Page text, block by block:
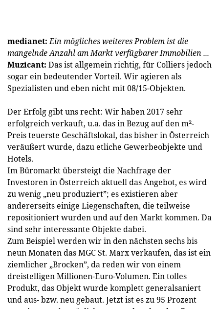
medianet:Ein mögliches weiteres Problem ist die
mangelnde Anzahl am Markt verfügbarer Immobilien ...
Muzicant: Das ist allgemein richtig, für Colliers jedoch
sogar ein bedeutender Vorteil. Wir agieren als
Spezialisten und eben nicht mit 08/15-Objekten.
Der Erfolg gibt uns recht: Wir haben 2017 sehr
erfolgreich verkauft, u.a. das in Bezug auf den m²-
Preis teuerste Geschäftslokal, das bisher in Österreich
veräußert wurde, dazu etliche Gewerbeobjekte und
Hotels.
Im Büromarkt übersteigt die Nachfrage der
Investoren in Öster­reich aktuell das Angebot, es wird
zu wenig „neu produziert”; es existieren aber
andererseits einige Liegenschaften, die teilweise
repositioniert wurden und auf den Markt kommen. Da
sind sehr interessante ­Objekte dabei.
Zum Beispiel werden wir in den nächsten sechs bis
neun Monaten das MGC St. Marx verkaufen, das ist ein
ziemlicher „Brocken”, da reden wir von einem
dreistelligen Millionen-Euro-Volumen. Ein tolles
Produkt, das Objekt wurde komplett generalsaniert
und aus- bzw. neu gebaut. Jetzt ist es zu 95 Prozent